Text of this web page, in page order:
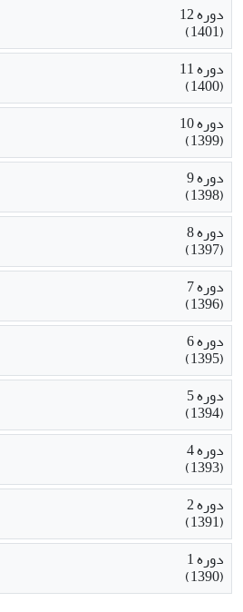
دوره 12
(1401)
دوره 11
(1400)
دوره 10
(1399)
دوره 9
(1398)
دوره 8
(1397)
دوره 7
(1396)
دوره 6
(1395)
دوره 5
(1394)
دوره 4
(1393)
دوره 2
(1391)
دوره 1
(1390)